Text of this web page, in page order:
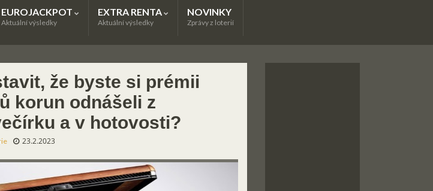
EUROJACKPOT
Aktuální výsledky
EXTRA RENTA
Aktuální výsledky
NOVINKY
Zprávy z loterií
že byste si prémii
korun odnášeli z
a v hotovosti?
23.2.2023